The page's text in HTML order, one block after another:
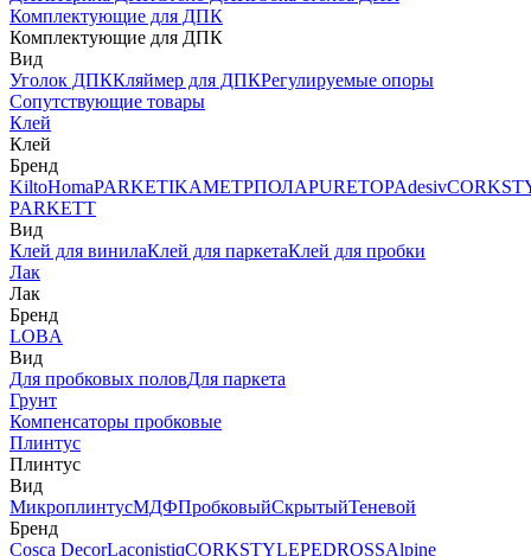
Комплектующие для ДПК
Комплектующие для ДПК
Вид
Уголок ДПККляймер для ДПКРегулируемые опоры
Сопутствующие товары
Клей
Клей
Бренд
KiltoHomaPARKETIKAМЕТРПОЛАPURETOPAdesiv
PARKETT
Вид
Клей для винилаКлей для паркетаКлей для пробки
Лак
Лак
Бренд
LOBA
Вид
Для пробковых половДля паркета
Грунт
Компенсаторы пробковые
Плинтус
Плинтус
Вид
МикроплинтусМДФПробковыйСкрытыйТеневой
Бренд
Cosca DecorLaconistiqCORKSTYLEPEDROSSAlpine